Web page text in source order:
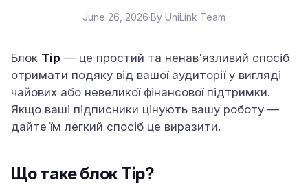
June 26, 2026·By UniLink Team
Блок Tip — це простий та ненав'язливий спосіб
отримати подяку від вашої аудиторії у вигляді
чайових або невеликої фінансової підтримки.
Якщо ваші підписники цінують вашу роботу —
дайте їм легкий спосіб це виразити.
Що таке блок Tip?